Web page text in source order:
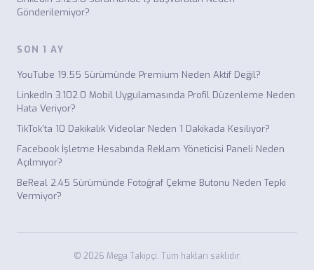
Gönderilemiyor?
SON 1 AY
YouTube 19.55 Sürümünde Premium Neden Aktif Değil?
LinkedIn 3.102.0 Mobil Uygulamasında Profil Düzenleme Neden
Hata Veriyor?
TikTok'ta 10 Dakikalık Videolar Neden 1 Dakikada Kesiliyor?
Facebook İşletme Hesabında Reklam Yöneticisi Paneli Neden
Açılmıyor?
BeReal 2.45 Sürümünde Fotoğraf Çekme Butonu Neden Tepki
Vermiyor?
© 2026 Mega Takipçi. Tüm hakları saklıdır.